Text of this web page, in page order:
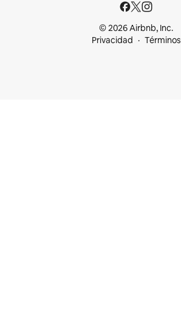
© 2026 Airbnb, Inc.
Privacidad
Términos